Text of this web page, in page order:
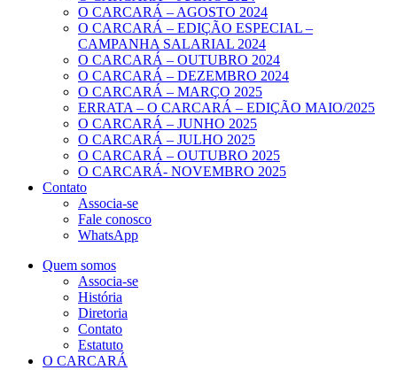
O CARCARÁ – AGOSTO 2024
O CARCARÁ – EDIÇÃO ESPECIAL –
CAMPANHA SALARIAL 2024
O CARCARÁ – OUTUBRO 2024
O CARCARÁ – DEZEMBRO 2024
O CARCARÁ – MARÇO 2025
ERRATA – O CARCARÁ – EDIÇÃO MAIO/2025
O CARCARÁ – JUNHO 2025
O CARCARÁ – JULHO 2025
O CARCARÁ – OUTUBRO 2025
O CARCARÁ- NOVEMBRO 2025
Contato
Associa-se
Fale conosco
WhatsApp
Quem somos
Associa-se
História
Diretoria
Contato
Estatuto
O CARCARÁ